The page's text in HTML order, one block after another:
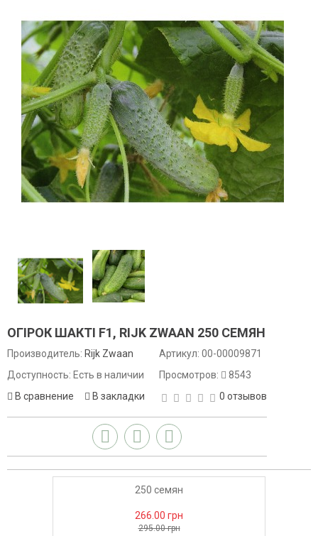
ОГІРОК ШАКТІ F1, RIJK ZWAAN 250 СЕМЯН
Производитель: Rijk Zwaan
Доступность: Есть в наличии
В сравнение
В закладки
Артикул: 00-00009871
Просмотров:
8543
0 отзывов
250 семян
266.00 грн
295.00 грн